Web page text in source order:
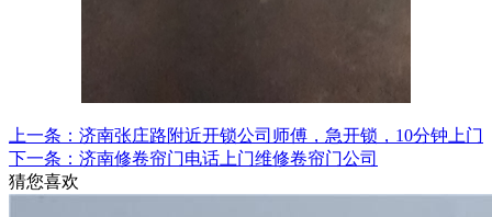
上一条：济南张庄路附近开锁公司师傅，急开锁，10分钟上门
下一条：济南修卷帘门电话上门维修卷帘门公司
猜您喜欢